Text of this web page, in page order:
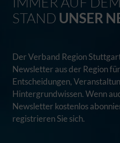
STAND UNSER
Der Verband Region
Newsletter aus der Region
Entscheidungen,
Hintergrundwissen. Wenn
Newsletter kostenlos
registrieren Sie sich.